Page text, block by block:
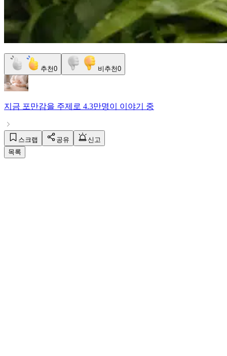
추천0 비추천0
지금 포만감을 주제로 4.3만명이 이야기 중
스크랩 공유
신고
목록